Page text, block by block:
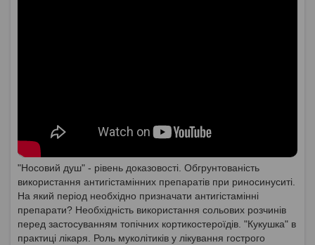
"Носовий душ" - рівень доказовості. Обгрунтованість
використання антигістамінних препаратів при риносинуситі.
На який період необхідно призначати антигістамінні
препарати? Необхідність використання сольових розчинів
перед застосуванням топічних кортикостероїдів. "Кукушка" в
практиці лікаря. Роль муколітиків у лікування гострого